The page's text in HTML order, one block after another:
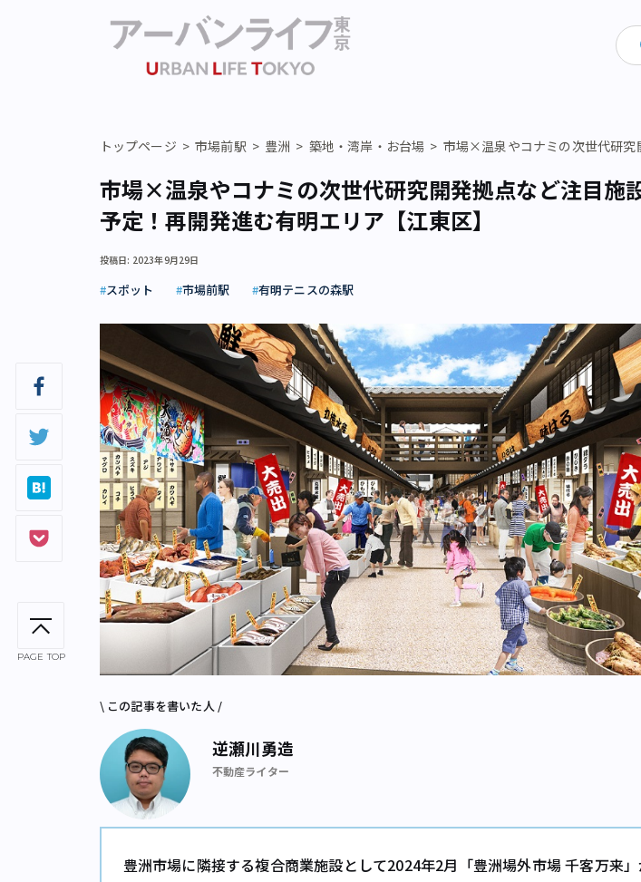
PAGE TOP
トップページ 市場前駅 豊洲 築地・湾岸・お台場 市場×温泉やコナミの次世代研究
市場×温泉やコナミの次世代研究開発拠点など注目施
予定！再開発進む有明エリア【江東区】
投稿日: 2023年9月29日
スポット 市場前駅 有明テニスの森駅
\ この記事を書いた人 /
逆瀬川勇造
不動産ライター
豊洲市場に隣接する複合商業施設として2024年2月「豊洲場外市場 千客万来